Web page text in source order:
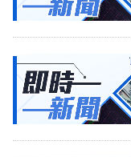
理
業
科
技